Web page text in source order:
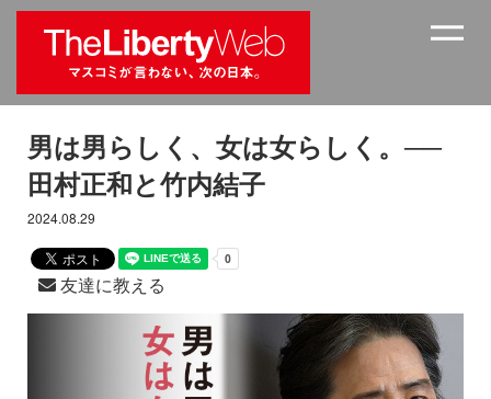
男は男らしく、女は女らしく。──
田村正和と竹内結子
2024.08.29
友達に教える